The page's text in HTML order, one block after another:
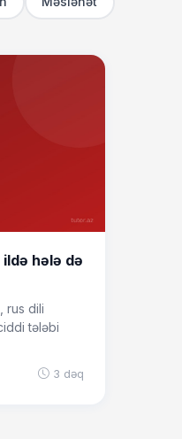
hələ də
rus dili
tələbi
3 dəq